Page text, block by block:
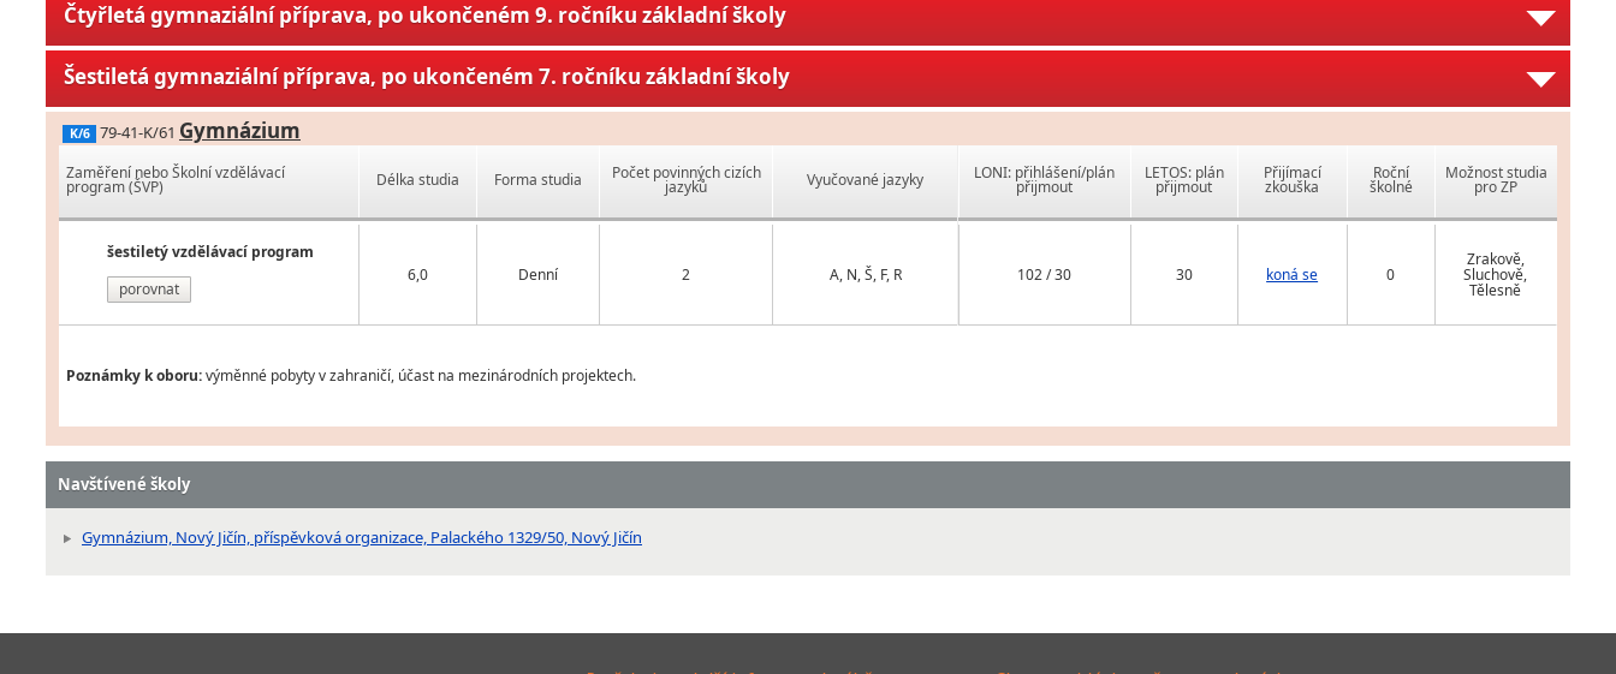
Čtyřletá gymnaziální příprava, po ukončeném 9. ročníku základní školy
Šestiletá gymnaziální příprava, po ukončeném 7. ročníku základní školy
K/6 79-41-K/61 Gymnázium
Zaměření nebo Školní vzdělávací
program (ŠVP)
šestiletý vzdělávací program
porovnat
Délka studia Forma studia Počet povinných cizích
jazyků Vyučované jazyky
6,0 Denní 2 A, N, Š, F, R
LONI: přihlášení/plán
přijmout
LETOS: plán
přijmout
Přijímací
zkouška
Roční
školné
Možnost studia
pro ZP
102 / 30 30 koná se 0
Zrakově,
Sluchově,
Tělesně
Poznámky k oboru:výměnné pobyty v zahraničí, účast na mezinárodních projektech.
Navštívené školy
Gymnázium, Nový Jičín, příspěvková organizace, Palackého 1329/50, Nový Jičín